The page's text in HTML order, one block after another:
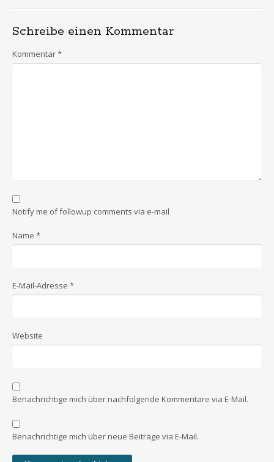
navigation
Schreibe einen Kommentar
Kommentar*
Notify me of followup comments via e-mail
Name *
E-Mail-Adresse *
Website
Benachrichtige mich über nachfolgende Kommentare via E-Mail.
Benachrichtige mich über neue Beiträge via E-Mail.